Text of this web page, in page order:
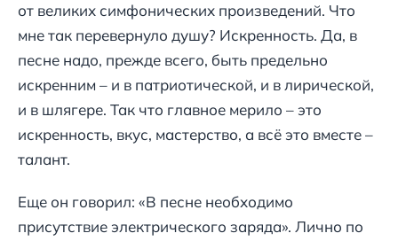
от великих симфонических произведений. Что
мне так перевернуло душу? Искренность. Да, в
песне надо, прежде всего, быть предельно
искренним – и в патриотической, и в лирической,
и в шлягере. Так что главное мерило – это
искренность, вкус, мастерство, а всё это вместе –
талант.
Еще он говорил: «В песне необходимо
присутствие электрического заряда». Лично по